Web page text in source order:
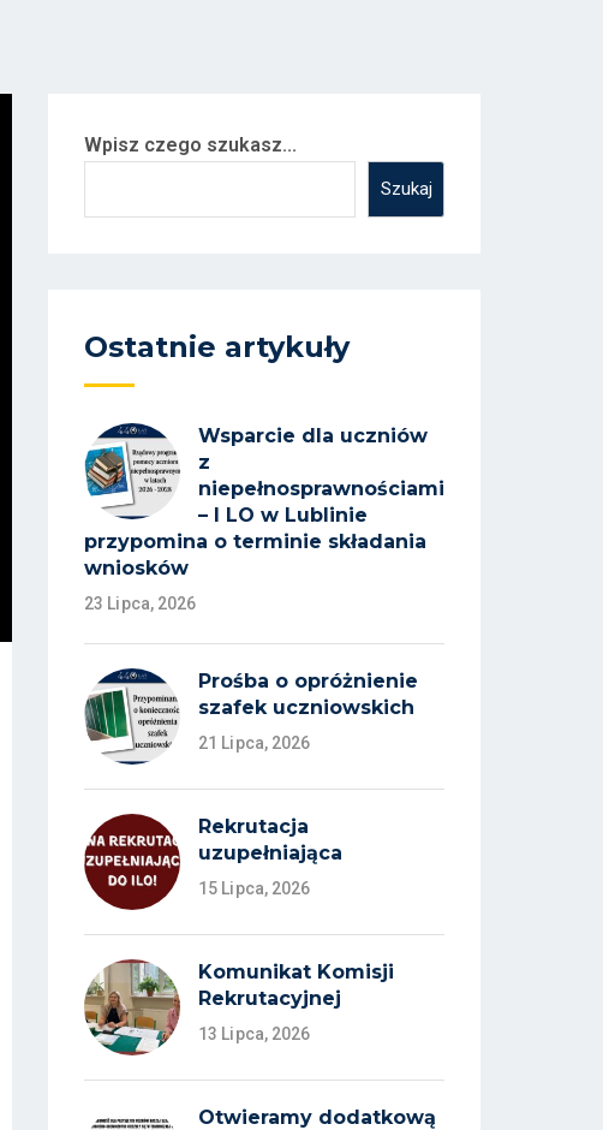
Wpisz czego szukasz...
Szukaj
Ostatnie artykuły
Wsparcie dla uczniów
z
niepełnosprawnościami
– I LO w Lublinie
przypomina o terminie składania
wniosków
23 Lipca, 2026
Prośba o opróżnienie
szafek uczniowskich
21 Lipca, 2026
Rekrutacja
uzupełniająca
15 Lipca, 2026
Komunikat Komisji
Rekrutacyjnej
13 Lipca, 2026
Otwieramy dodatkową